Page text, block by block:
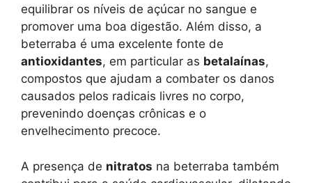
equilibrar os níveis de açúcar no sangue e
promover uma boa digestão. Além disso, a
beterraba é uma excelente fonte de
antioxidantes, em particular as betalaínas,
compostos que ajudam a combater os danos
causados pelos radicais livres no corpo,
prevenindo doenças crônicas e o
envelhecimento precoce.
A presença de nitratos na beterraba também